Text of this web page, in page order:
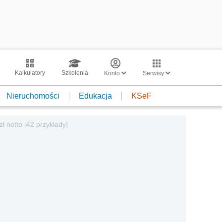
Kalkulatory Szkolenia Konto Serwisy
Nieruchomości Edukacja KSeF
netto [42 przykłady]